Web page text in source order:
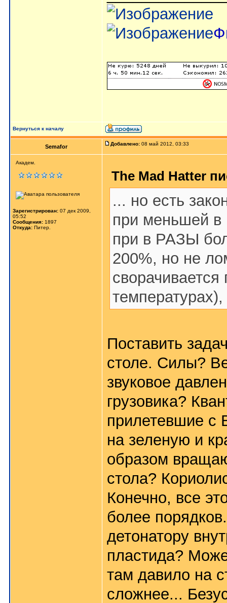
Вернуться к началу
Semafor Добавлено: 08 май 2012, 03:33
Академ.
Зарегистрирован: 07 дек 2009,
05:52
Сообщения: 1897
Откуда: Питер.
The Mad Hatter
... но есть
при меньшей в
при в РАЗЫ
200%, но не
Поставить
столе. Силы?
звуковое
грузовика?
прилетевшие с
на зеленую и
образом
стола?
Конечно, все
более
детонатору
пластида?
там давило на
сложнее...